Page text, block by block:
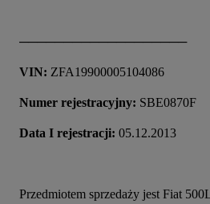
───────────────────
VIN: ZFA19900005104086
Numer rejestracyjny: SBE0870F
Data I rejestracji: 05.12.2013
Przedmiotem sprzedaży jest Fiat